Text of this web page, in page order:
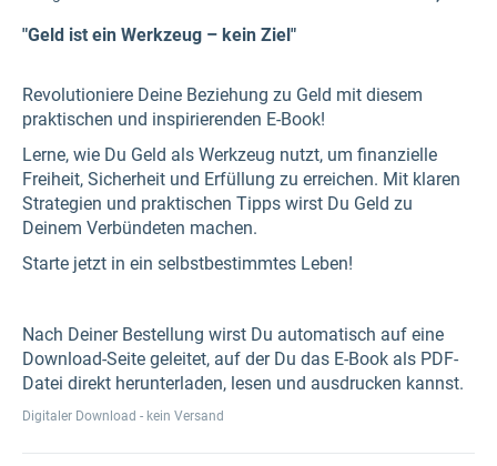
"Geld ist ein Werkzeug – kein Ziel"
Revolutioniere Deine Beziehung zu Geld mit diesem
praktischen und inspirierenden E-Book!
Lerne, wie Du Geld als Werkzeug nutzt, um finanzielle
Freiheit, Sicherheit und Erfüllung zu erreichen. Mit klaren
Strategien und praktischen Tipps wirst Du Geld zu
Deinem Verbündeten machen.
Starte jetzt in ein selbstbestimmtes Leben!
Nach Deiner Bestellung wirst Du automatisch auf eine
Download-Seite geleitet, auf der Du das E-Book als PDF-
Datei direkt herunterladen, lesen und ausdrucken kannst.
Digitaler Download - kein Versand